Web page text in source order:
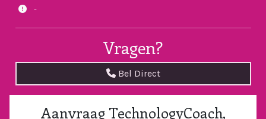
-
Vragen?
Bel Direct
Aanvraag TechnologyCoach,